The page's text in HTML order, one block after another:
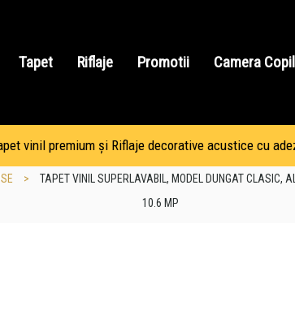
Tapet Riflaje Promotii Camera
vinil premium și Riflaje decorative acustice cu
>
TAPET VINIL SUPERLAVABIL, MODEL DUNGAT CLASIC,
10.6 MP